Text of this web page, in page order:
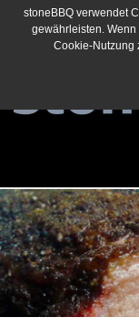
stoneBBQ verwendet
gewährleisten.
Cookie-Nutzung